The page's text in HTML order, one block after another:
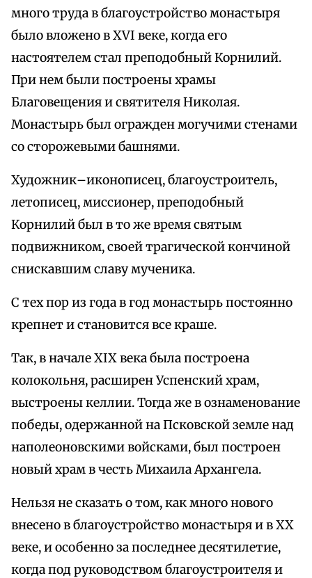
много труда в благоустройство монастыря
было вложено в XVI веке, когда его
настоятелем стал преподобный Корнилий.
При нем были построены храмы
Благовещения и святителя Николая.
Монастырь был огражден могучими стенами
со сторожевыми башнями.
Художник–иконописец, благоустроитель,
летописец, миссионер, преподобный
Корнилий был в то же время святым
подвижником, своей трагической кончиной
снискавшим славу мученика.
С тех пор из года в год монастырь постоянно
крепнет и становится все краше.
Так, в начале XIX века была построена
колокольня, расширен Успенский храм,
выстроены келлии. Тогда же в ознаменование
победы, одержанной на Псковской земле над
наполеоновскими войсками, был построен
новый храм в честь Михаила Архангела.
Нельзя не сказать о том, как много нового
внесено в благоустройство монастыря и в XX
веке, и особенно за последнее десятилетие,
когда под руководством благоустроителя и